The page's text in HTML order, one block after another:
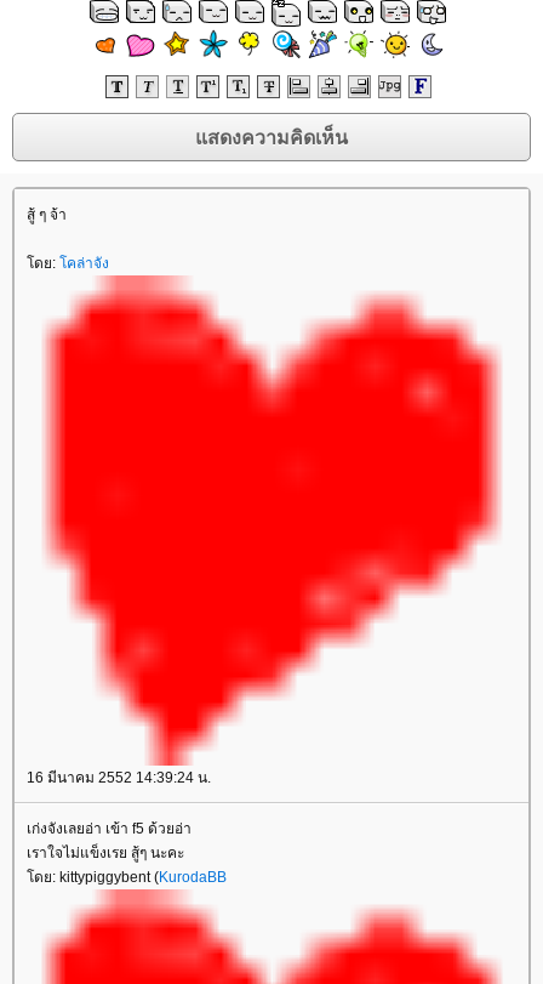
สู้ ๆ จ้า
ดย: คล่าจัง
16 มีนาคม 2552 14:39:24 น.
เก่งจังเลยอ่า เข้า f5 ด้วยอ่า
เราใจไม่แข็งเรย สู้ๆ นะคะ
ดย: kittypiggybent (KurodaBB